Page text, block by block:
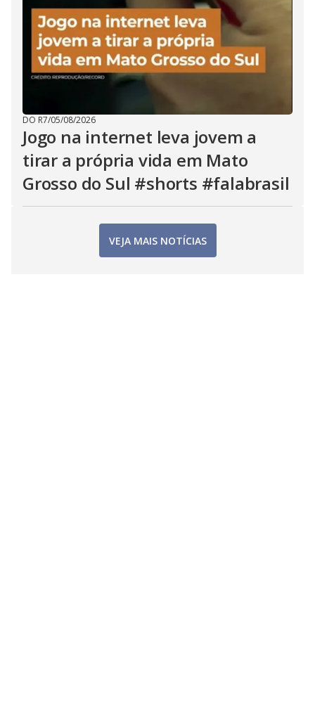
DO R7/05/08/2026
Jogo na internet leva jovem a
tirar a própria vida em Mato
Grosso do Sul #shorts #falabrasil
VEJA MAIS NOTÍCIAS